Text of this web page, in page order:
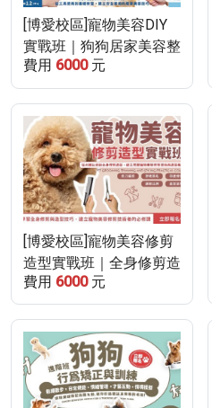
[博愛校區]寵物美容DIY
實戰班｜狗狗居家美容整
理教學(115/10/31-
115/11/21)
費用 6000 元
[博愛校區]寵物美容修剪
造型實戰班｜全身修剪造
型技術訓練(115/11/18-
115/12/16)
費用 6000 元